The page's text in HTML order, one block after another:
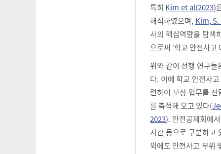
특히 Kim et al(2023)
해석하였으며, Kim,
사의 핵심역량을 탐색
으로써 ‘학교 안전사고
위와 같이 선행 연구들
다. 이에 학교 안전사
련하여 보상 업무를
를 축적해 오고 있다(
2023). 안전공제회에
시간 등으로 구분하고
외에도 안전사고 부위